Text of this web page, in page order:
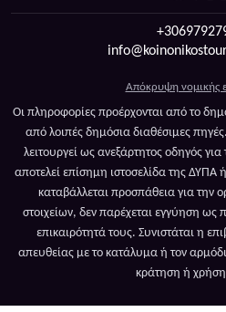
Απόκρυψη νομικής
Οι πληροφορίες προέρχονται από το
από λοιπές δημόσια διαθέσιμες
λειτουργεί ως ανεξάρτητος οδηγός για
αποτελεί επίσημη ιστοσελίδα της
καταβάλλεται προσπάθεια για την
στοιχείων, δεν παρέχεται εγγύηση ως
επικαιρότητά τους. Συνιστάται η
απευθείας με το κατάλυμα ή τον
κράτηση ή